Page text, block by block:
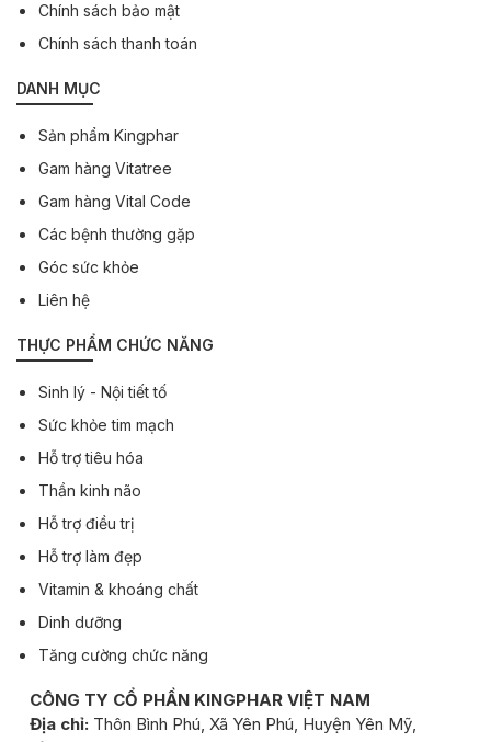
Chính sách bảo mật
Chính sách thanh toán
DANH MỤC
Sản phẩm Kingphar
Gam hàng Vitatree
Gam hàng Vital Code
Các bệnh thường gặp
Góc sức khỏe
Liên hệ
THỰC PHẨM CHỨC NĂNG
Sinh lý - Nội tiết tố
Sức khỏe tim mạch
Hỗ trợ tiêu hóa
Thần kinh não
Hỗ trợ điều trị
Hỗ trợ làm đẹp
Vitamin & khoáng chất
Dinh dưỡng
Tăng cường chức năng
CÔNG TY CỔ PHẦN KINGPHAR VIỆT NAM
Địa chỉ: Thôn Bình Phú, Xã Yên Phú, Huyện Yên Mỹ,